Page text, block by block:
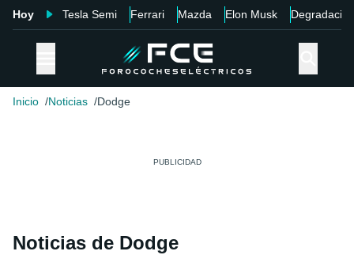
Hoy Tesla Semi Ferrari Mazda Elon Musk Degradación
Inicio Noticias Dodge
Noticias de Dodge